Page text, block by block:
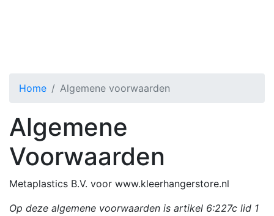
Home Algemene voorwaarden
Algemene
Voorwaarden
Metaplastics B.V. voor www.kleerhangerstore.nl
Op deze algemene voorwaarden is artikel 6:227c lid 1